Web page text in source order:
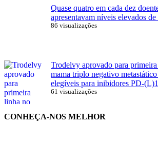
Quase quatro em cada dez
apresentavam níveis elevados
86 visualizações
Trodelvy aprovado para
mama triplo negativo
elegíveis para inibidores PD-(L)1
61 visualizações
CONHEÇA-NOS MELHOR